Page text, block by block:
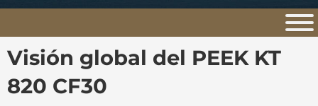
k
n
Visión global del PEEK KT
820 CF30